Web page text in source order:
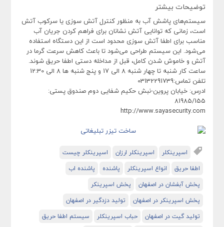
توضیحات بیشتر
سیستم‌های پاشش آب به منظور کنترل آتش سوزی یا سرکوب آتش
است، زمانی که توانایی آتش نشانان برای فراهم کردن جریان آب
مناسب برای اطفا آتش سوزی محدود است از این دستگاه استفاده
می‌شود. این سیستم طراحی می‌شود تا باعث کاهش سرعت گرما در
آتش و خاموش شدن کامل، قبل از مداخله دستی اطفا حریق شوند.
ساعت کار شنبه تا چهار شنبه 8 الی 17 و پنج شنبه ها 8 الی 12:30
تلفن تماس:03132291739
ادرس: خیابان پروین-نبش حکیم شفایی دوم صندوق پستی:
81985/155
http://www.sayasecurity.com
اسپرینکلر اسپرینکلر ارزان
اسپرینکلر چیست
اطفا حریق
انواع اسپرینکلر پاشنده
پاشنده اب
پخش آبفشان در اصفهان
پخش اسپرینکر
پخش اسپرینکر در اصفهان
تولید دزدگیر در اصفهان
تولید گیت در اصفهان
حباب اسپرینکلر
سیستم اطفا حریق